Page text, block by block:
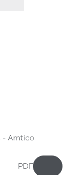
- Amtico
PDF
Ladda